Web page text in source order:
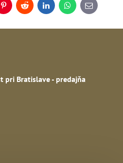
PinterestReddit LinkedInWhatsApp
E-
mail
pri Bratislave - predajňa